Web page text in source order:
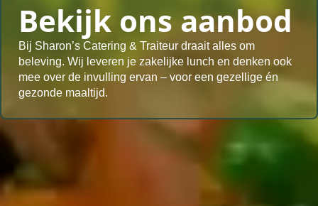
Bekijk ons aanbod
Bij Sharon’s Catering & Traiteur draait alles om
beleving. Wij leveren je zakelijke lunch en denken ook
mee over de invulling ervan – voor een gezellige én
gezonde maaltijd.